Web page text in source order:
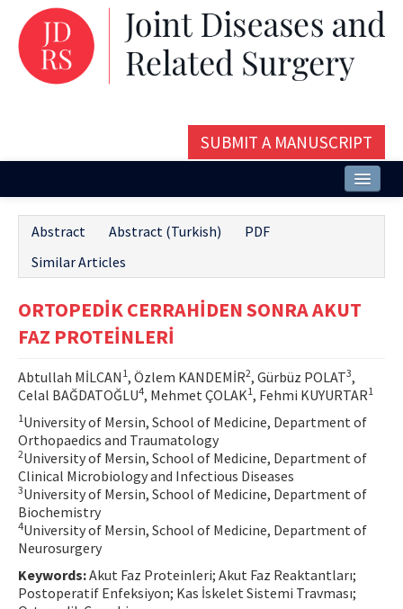
SUBMIT A MANUSCRIPT
Issues and Articles
Editorial Board
Aims and Scope
Contact Us
E-ISSN: 2687-4792
Abstract Abstract (Turkish)
PDF
Similar Articles
ORTOPEDİK CERRAHİDEN SONRA AKUT
FAZ PROTEİNLERİ
Abtullah MİLCAN 1, Özlem KANDEMİR2, Gürbüz POLAT3,
Celal BAĞDATOĞLU4, Mehmet ÇOLAK1, Fehmi KUYURTAR1
1 University of Mersin, School of Medicine, Department of
Orthopaedics and Traumatology
2University of Mersin, School of Medicine, Department of
Clinical Microbiology and Infectious Diseases
3University of Mersin, School of Medicine, Department of
Biochemistry
4University of Mersin, School of Medicine, Department of
Neurosurgery
Keywords:Akut Faz Proteinleri; Akut Faz Reaktantları;
Postoperatif Enfeksiyon; Kas İskelet Sistemi Travması;